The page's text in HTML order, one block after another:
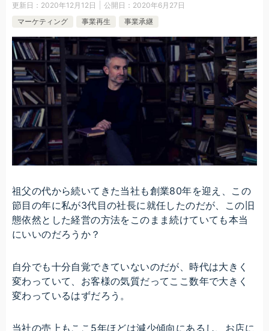
更新日： 2020年12月12日 公開日： 2020年6月27日
マーケティング
事業再生 事業承継
祖父の代から続いてきた当社も創業80年を迎え、この
節目の年に私が3代目の社長に就任したのだが、この旧
態依然とした経営の方法をこのまま続けていても本当
にいいのだろうか？
自分でも十分自覚できていないのだが、時代は大きく
変わっていて、お客様の気質だってここ数年で大きく
変わっているはずだろう。
当社の売上もここ5年ほどは減少傾向にあるし、お店に